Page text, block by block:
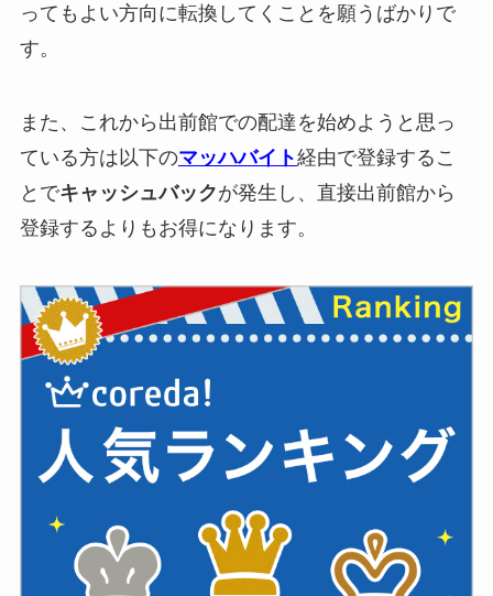
ってもよい方向に転換してくことを願うばかりで
す。
また、これから出前館での配達を始めようと思っ
ている方は以下のマッハバイト経由で登録するこ
とでキャッシュバックが発生し、直接出前館から
登録するよりもお得になります。